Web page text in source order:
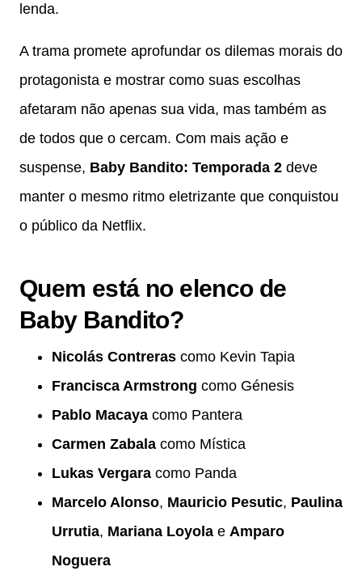
lenda.
A trama promete aprofundar os dilemas morais do
protagonista e mostrar como suas escolhas
afetaram não apenas sua vida, mas também as
de todos que o cercam. Com mais ação e
suspense, Baby Bandito: Temporada 2 deve
manter o mesmo ritmo eletrizante que conquistou
o público da Netflix.
Quem está no elenco de
Baby Bandito?
Nicolás Contreras como Kevin Tapia
Francisca Armstrong como Génesis
Pablo Macaya como Pantera
Carmen Zabala como Mística
Lukas Vergara como Panda
Marcelo Alonso, Mauricio Pesutic, Paulina
Urrutia, Mariana Loyola e Amparo
Noguera